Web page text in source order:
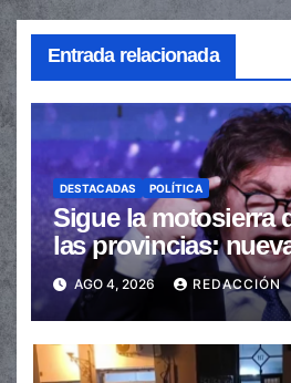
Entrada relacionada
DESTACADAS POLÍTICA
Sigue la motosierra
las provincias:
transferencias no
AGO 4, 2026 REDACCIÓN